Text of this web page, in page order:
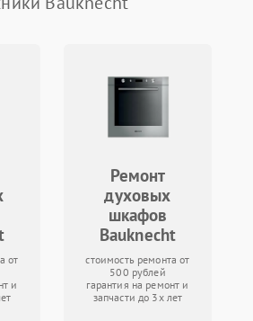
от
и
Ремонт
духовых
шкафов
Bauknecht
стоимость ремонта от
500 рублей
гарантия на ремонт и
запчасти до 3х лет